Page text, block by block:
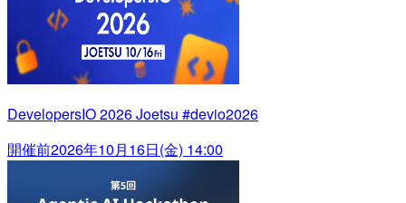
DevelopersIO 2026 Joetsu #devio2026
開催前2026年10月16日(金) 14:00